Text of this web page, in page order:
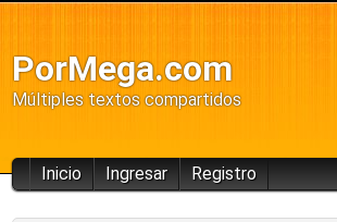
PorMega.com
Múltiples textos compartidos
Inicio Ingresar Registro